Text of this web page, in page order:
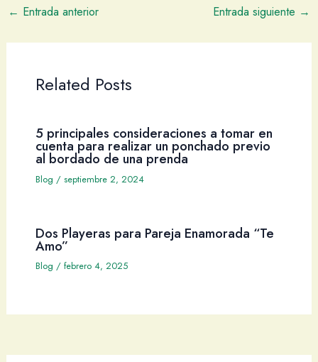
← Entrada anterior Entrada siguiente →
Related Posts
5 principales consideraciones a tomar en
cuenta para realizar un ponchado previo
al bordado de una prenda
Blog / septiembre 2, 2024
Dos Playeras para Pareja Enamorada “Te
Amo”
Blog / febrero 4, 2025